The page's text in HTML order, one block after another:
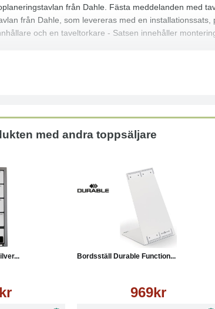
från Dahle. Fästa meddelanden med
från Dahle, som levereras med en
och en taveltorkare - Satsen innehåller
med andra toppsäljare
Bordsställ Durable Function...
969kr
Läs mer